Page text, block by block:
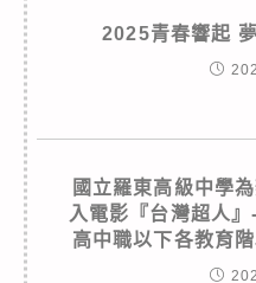
2025青春響起
國立羅東高級中學
入電影『台灣超人
高中職以下各教育